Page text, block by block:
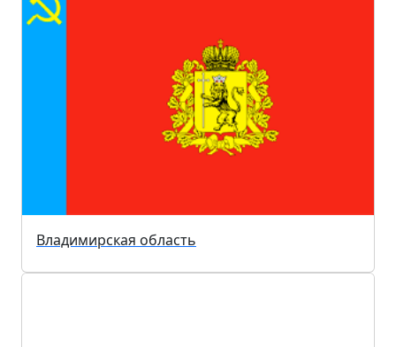
Владимирская область